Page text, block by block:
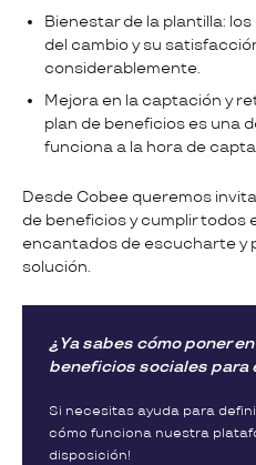
Bienestar de la plantilla:
del cambio y su
considerablemente.
Mejora en la captación y
plan de beneficios es una
funciona a la hora de
Desde Cobee queremos
de beneficios y cumplir todos
encantados de escucharte
solución.
¿Ya sabes cómo poner
beneficios sociales para
Si necesitas ayuda para
cómo funciona nuestra
disposición!